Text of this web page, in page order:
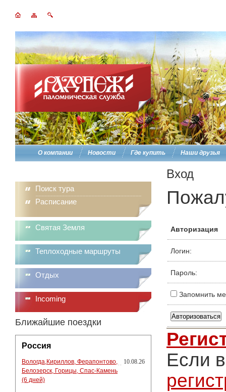
О компании Новости Где купить Наши друзья
Поиск тура
Расписание
Святая Земля
Теплоходные маршруты
Отдых
Incoming
Ближайшие поездки
Россия
Вологда,Кириллов, Ферапонтово,
Белозерск, Горицы, Спас-Камень
(6 дней)
10.08.26
Вход
Авторизация
Логин:
Пароль:
Запомнить
Если